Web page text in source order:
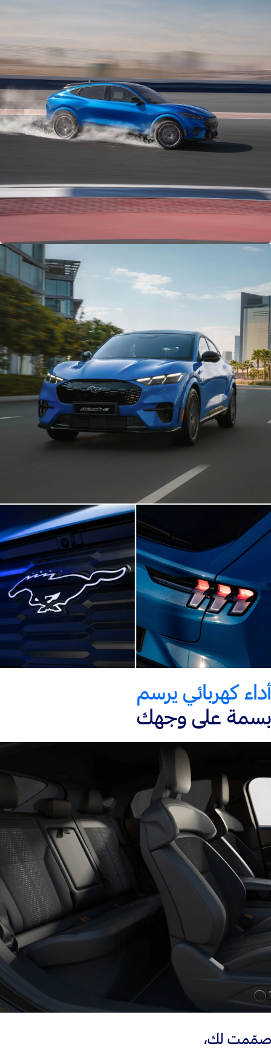
أداء كهربائي يرسم
بسمة على وجهك
صمّمت لك،